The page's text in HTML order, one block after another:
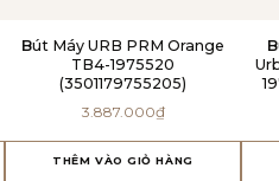
Bút Máy URB PRM Orange
TB4-1975520
(3501179755205)
3.887.000₫
THÊM VÀO GIỎ HÀNG
Bút Máy Cao Cấp Parker